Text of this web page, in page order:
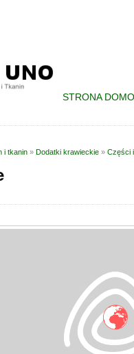
STRONA
i tkanin » Dodatki krawieckie » Części